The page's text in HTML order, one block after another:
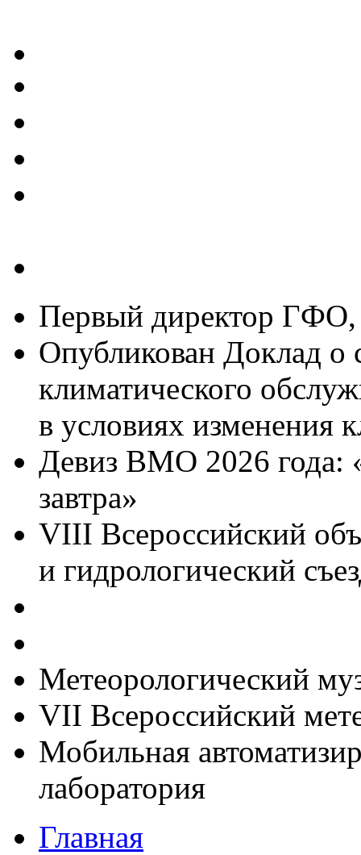
Первый директор
Опубликован Доклад о
климатического
в условиях изменения
Девиз ВМО 2026 года:
завтра»
VIII Всероссийский
и гидрологический
Метеорологический
VII Всероссийский
Мобильная
лаборатория
Главная